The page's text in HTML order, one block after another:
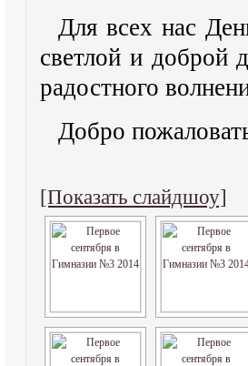
Для всех нас
светлой и
радостного
Добро
[Показать слайдшоу]